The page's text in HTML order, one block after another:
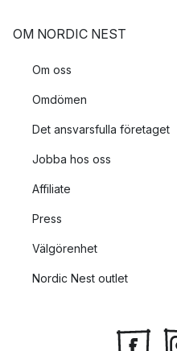
OM NORDIC NEST
Om oss
Omdömen
Det ansvarsfulla företaget
Jobba hos oss
Affiliate
Press
Välgörenhet
Nordic Nest outlet